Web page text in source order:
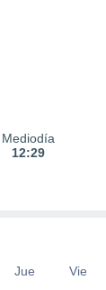
Mediodía
12:29
Jue Vie